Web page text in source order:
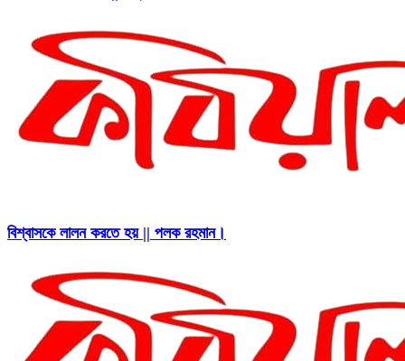
বিশ্বাসকে লালন করতে হয় || পলক রহমান।